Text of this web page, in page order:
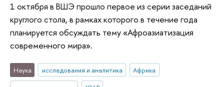
1 октября в ВШЭ прошло первое из серии заседаний
круглого стола, в рамках которого в течение года
планируется обсуждать тему «Афроазиатизация
современного мира».
Наука исследования и аналитика
Африка